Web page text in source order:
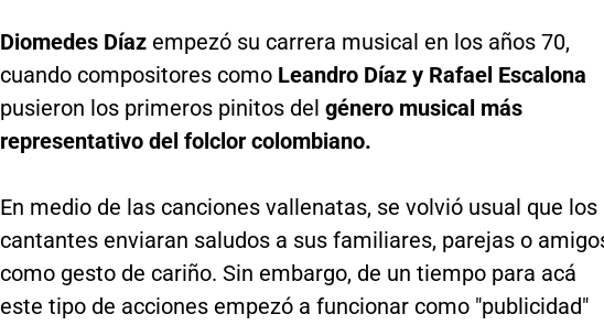
Diomedes Díaz empezó su carrera musical en los años 70,
cuando compositores como Leandro Díaz y Rafael Escalona
pusieron los primeros pinitos del género musical más
representativo del folclor colombiano.
En medio de las canciones vallenatas, se volvió usual que los
cantantes enviaran saludos a sus familiares, parejas o
como gesto de cariño. Sin embargo, de un tiempo para acá
este tipo de acciones empezó a funcionar como "publicidad"